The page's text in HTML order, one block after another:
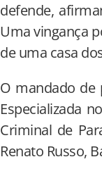
defende,
Uma vingança
de uma casa
O mandado de
Especializada
Criminal de
Renato Russo,